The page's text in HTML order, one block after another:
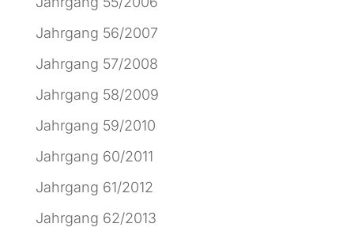
Jahrgang 56/2007
Jahrgang 57/2008
Jahrgang 58/2009
Jahrgang 59/2010
Jahrgang 60/2011
Jahrgang 61/2012
Jahrgang 62/2013